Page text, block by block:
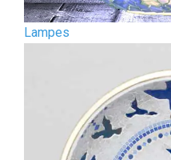
Lampes